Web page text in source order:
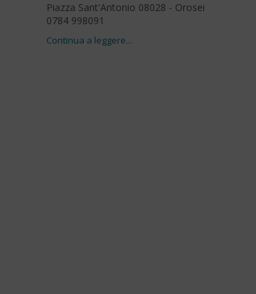
Piazza Sant'Antonio 08028 - Orosei
0784 998091